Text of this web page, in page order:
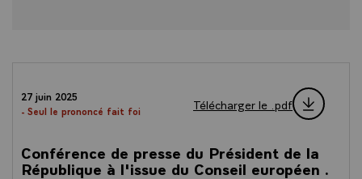
27 juin 2025
- Seul le prononcé fait foi
Télécharger le .pdf
Conférence de presse du Président de la
République à l'issue du Conseil européen .